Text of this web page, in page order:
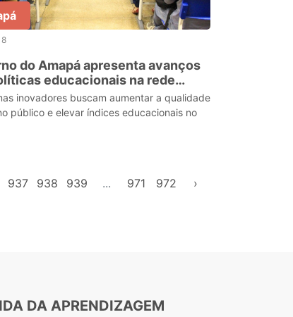
do Amapá apresenta avanços
educacionais na rede
de ensino
inovadores buscam aumentar a qualidade
público e elevar índices educacionais no
937 938 939 ... 971 972 ›
DA APRENDIZAGEM